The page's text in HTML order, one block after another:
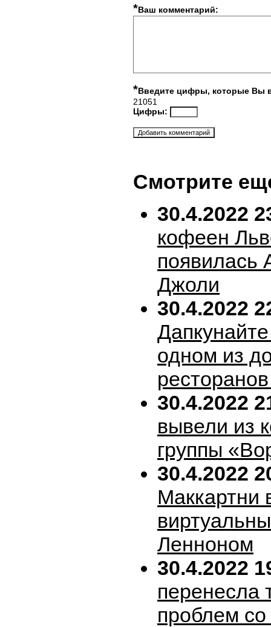
*Ваш комментарий:
*Введите цифры, которые Вы
21051
Цифры:
Смотрите
30.4.2022
кофеен
появилась
Джоли
30.4.2022
одном из
30.4.2022
вывели из
группы
30.4.2022
Маккартни
Ленноном
30.4.2022
перенесла
проблем